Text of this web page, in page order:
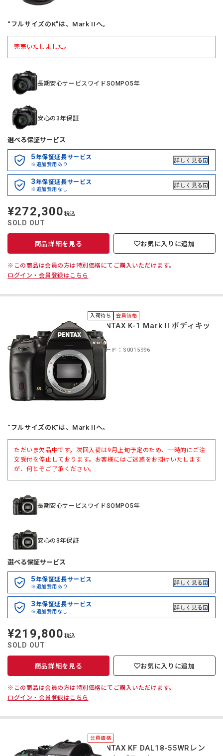
“フルサイズのK”は、Mark IIへ。
完売いたしました。
長期安心サービスワイドSOMPO5年
安心の3年保証
選べる保証サービス
5年保証延長サービス
※追加費用あり
詳しく見る
3年保証延長サービス
※追加費用なし
詳しく見る
定
価
¥272,300 税込
SOLD OUT
商品詳細を見る お気に入りに追加
※この商品は会員の方は特別価格にてご購入いただけます。
ログイン・会員登録はこちら
入荷待ち 会員価格
＊PENTAX K-1 Mark II ボディキッ
ト
商品コード：S0015996
“フルサイズのK”は、Mark IIへ。
ただいま欠品中です。次回入荷は9月上旬予定のため、一時的にご注
文受付を停止しております。お客様にはご迷惑をお掛けいたします
が、何とぞご了承ください。
長期安心サービスワイドSOMPO5年
安心の3年保証
選べる保証サービス
5年保証延長サービス
※追加費用あり
詳しく見る
3年保証延長サービス
※追加費用なし
詳しく見る
定
価
¥219,800 税込
SOLD OUT
商品詳細を見る お気に入りに追加
※この商品は会員の方は特別価格にてご購入いただけます。
ログイン・会員登録はこちら
会員価格
＊PENTAX KF DAL18-55WRレン